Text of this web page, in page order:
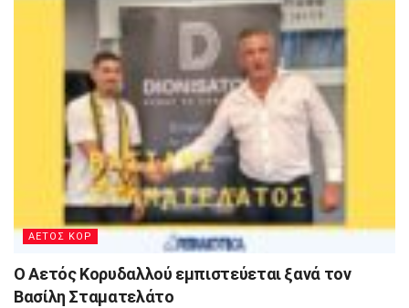
ΑΕΤΟΣ ΚΟΡ
Ο Αετός Κορυδαλλού εμπιστεύεται ξανά τον
Βασίλη Σταματελάτο